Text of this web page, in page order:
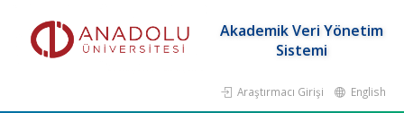
Akademik Veri Yönetim
Sistemi
Araştırmacı Girişi English